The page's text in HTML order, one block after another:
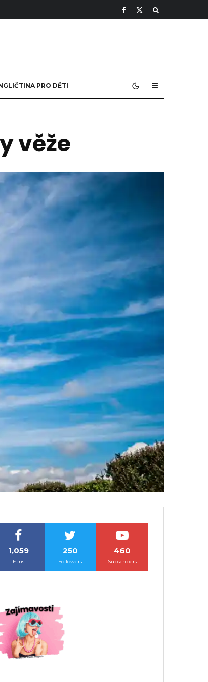
PRO DĚTI
věže
1,059
Fans
250
Followers
460
Subscribers